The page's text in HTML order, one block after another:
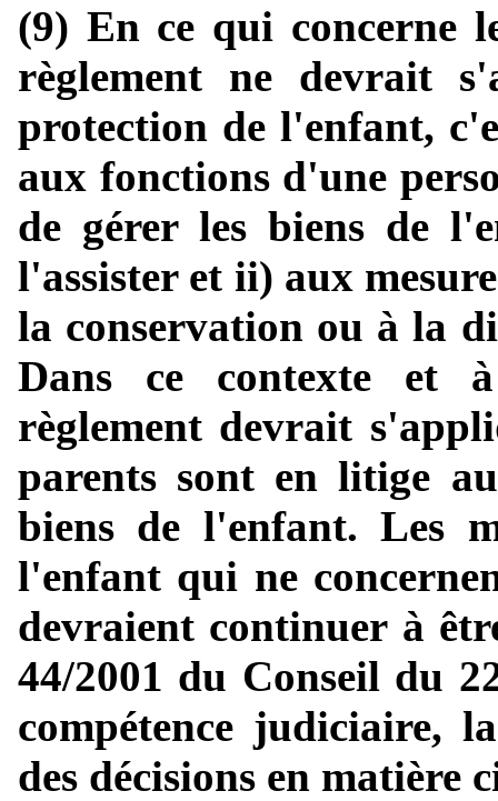
(9) En ce qui concerne
règlement ne devrait
protection de l'enfant,
aux fonctions d'une
de gérer les biens de
l'assister et ii) aux
la conservation ou à la
Dans ce contexte et
règlement devrait
parents sont en litige
biens de l'enfant. Les
l'enfant qui ne
devraient continuer à
44/2001 du Conseil du
compétence judiciaire,
des décisions en matière